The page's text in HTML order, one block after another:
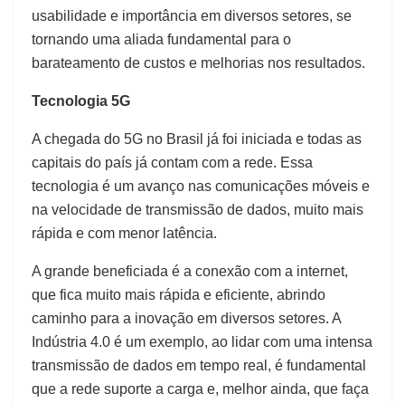
usabilidade e importância em diversos setores, se
tornando uma aliada fundamental para o
barateamento de custos e melhorias nos resultados.
Tecnologia 5G
A chegada do 5G no Brasil já foi iniciada e todas as
capitais do país já contam com a rede. Essa
tecnologia é um avanço nas comunicações móveis e
na velocidade de transmissão de dados, muito mais
rápida e com menor latência.
A grande beneficiada é a conexão com a internet,
que fica muito mais rápida e eficiente, abrindo
caminho para a inovação em diversos setores. A
Indústria 4.0 é um exemplo, ao lidar com uma intensa
transmissão de dados em tempo real, é fundamental
que a rede suporte a carga e, melhor ainda, que faça